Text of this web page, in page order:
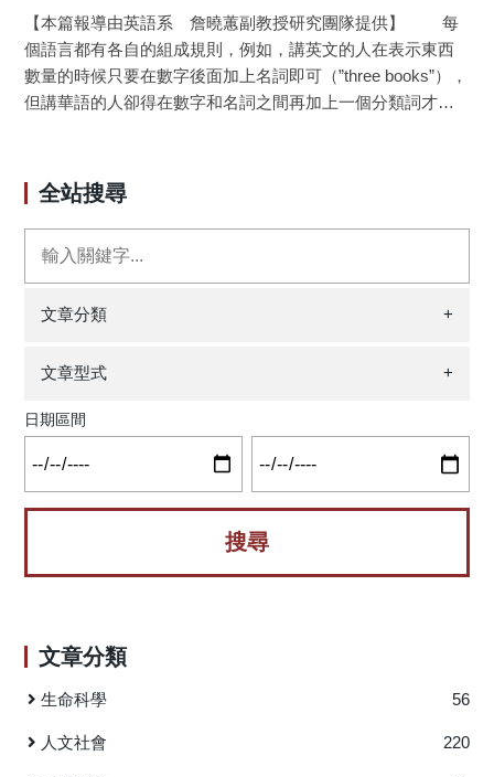
算完成之後，在800-1000毫秒的期間，分類詞和類別詞的訊
息再度共同參與。 這種訊息的重新交織顯示了大腦在概
念處理上的靈活性，也揭示了概念不是僵化的，而是流動、
靈活的。這種靈活性允許大腦根據語言處理的語境需求去分
認知神經科學和語言學發展做出了重要貢獻。 原文出處：
Chan, S. H. (2022). Dynamics of nominal classification
systems in language processing. Language, Cognition and
https://doi.org/10.1080/23273798.2021.2011331
的一種次類，主要是分類的定義不清楚，坊間台語教材的收
錄量也不足，據楊菁蕙(2011:122)的統計，在台語1800個常用
詞內，共計有124個量詞及分類詞，但各版本（含真平版、康
軒版、翰林版）的收錄量僅約35~46個；這是量詞及分類詞合
件）、集合論（充分條件）和語法測試（充分條件）檢驗後
共整理出83個台語分類詞，其中65個為單純分類詞，如：
｢tsı̍t bué hî一尾魚（一尾魚）｣的「bué尾｣，其他18個兼具分
類詞與量詞，如：｢pha葩｣，其在「tsı̍t pha tiān-hué一葩電火
（一盞電燈）｣是當分類詞，在「tsı̍t pha phû-tô一葩葡萄（一
通的分類詞，但也有許多台語獨特的分類詞：liâu 條、phiánn
鉼、pán 板、ba̍k 目、khoo 箍、khen、 kauh 、sian 身、
mî（耳）、pha 葩、kuānn 綰、khang 空、phue、ngeh 莢、
khám 坎、tànn 擔、pâi 棑、phua̍ h 袚、liú 鈕、khū 臼、 kha
跤、jī/lī 字、jiah/liah 跡、hûn 痕、līng 稜、jí/lí 子。此外，也
「tsun/zun1 尊」可以與「佛像」合用，但是只有華語可以與
「大砲」、「花瓶」合用，而「tsiah/zhi1 隻」可以與「狗」
究，以便提供教學研究參考。 圖1：分類詞和量詞有什麼不
著者為陳孟英(政大語言所碩士)與何萬順(政大語言所教授)。
原文出處：https://www.jbe-
platform.com/content/journals/10.1075/lali.00065.che
【本篇報導由英語系 詹曉蕙副教授研究團隊提供】 每
個語言都有各自的組成規則，例如，講英文的人在表示東西
數量的時候只要在數字後面加上名詞即可（”three books”），
但講華語的人卻得在數字和名詞之間再加上一個分類詞才合
言的複雜性。幾十年來語言學家絞盡腦汁想瞭解這個分類詞
到底只是個「佔著位子」的虛詞，還是其實有一些語意的成
分在裡面。這篇文章試著從認知神經科學的角度來探討這個
語言學界爭論已久的議題。 講英文的人可以說”three
books”，講中文的人卻一定要說「三本書」而不能說「三
書」。「本」這個分類詞在語言處理的過程中到底扮演了什
跨語言的分析之後得出了兩個幾乎完全相反的結論：一派認
派」）；另一派則認為分類詞有著重要的語意成分（我們稱
下，很難斷定誰是誰非。這篇文章便是透過腦波型態，探討
腦波呢？這是因為實驗參與者在看到奇怪的語言現象時，與
看到正常的語言現象相比，大腦會產生異常的腦波反應，而
這個反應又會因為是語法或語意的歷程而在出現時間或分布
意還是語法： (1) 符合文法的組合：八張門票 (2) 使用不合適
情境（1）為正常的分類詞使用；情境(3)有著明顯的文法錯
誤，預期會引發語法處理的歷程；而藉由比較情境(2)與(3)，
全站搜尋
文章分類 +
文章型式 +
日期區間
文章分類
生命科學 56
人文社會 220